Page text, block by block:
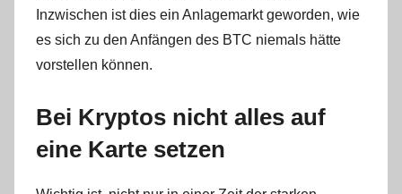
Inzwischen ist dies ein Anlagemarkt geworden, wie
es sich zu den Anfängen des BTC niemals hätte
vorstellen können.
Bei Kryptos nicht alles auf
eine Karte setzen